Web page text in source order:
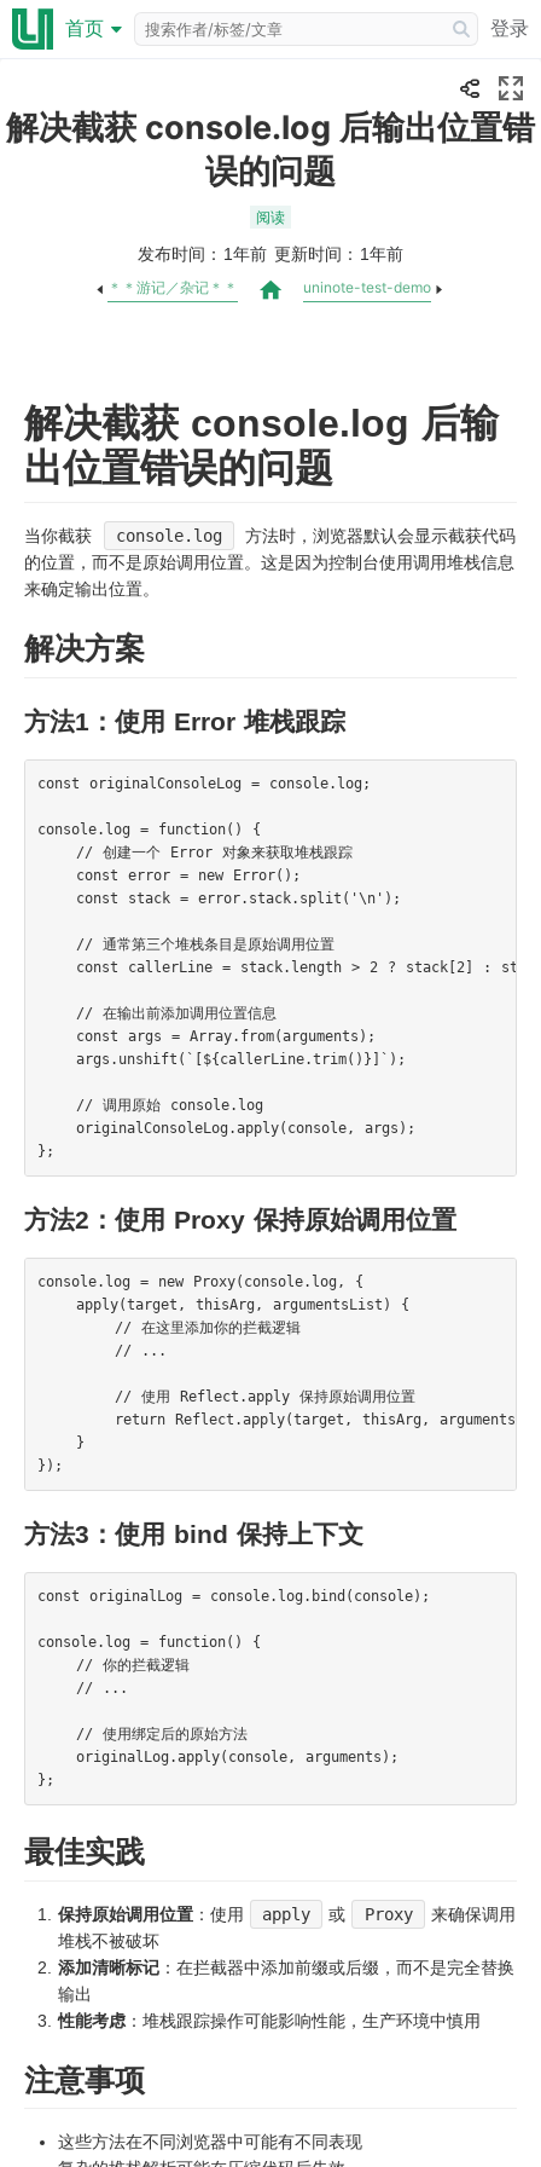
首页 登录
解决截获 console.log 后输出位置错
误的问题
阅读
发布时间： 1年前 更新时间： 1年前
＊＊游记／杂记＊＊ uninote-test-demo
解决截获 console.log 后输
出位置错误的问题
当你截获 console.log
方法时，浏览器默认会显示截获代码
的位置，而不是原始调用位置。这是因为控制台使用调用堆栈信息
来确定输出位置。
解决方案
方法1：使用 Error 堆栈跟踪
const originalConsoleLog = console.log;
console.log = function() {
    // 创建一个 Error 对象来获取堆栈跟踪
    const error = new Error();
    const stack = error.stack.split('\n');
    // 通常第三个堆栈条目是原始调用位置
const callerLine = stack.length > 2 ? stack[2] :
    // 在输出前添加调用位置信息
    const args = Array.from(arguments);
    args.unshift(`[${callerLine.trim()}]`);
    // 调用原始 console.log
    originalConsoleLog.apply(console, args);
方法2：使用 Proxy 保持原始调用位置
console.log = new Proxy(console.log, {
    apply(target, thisArg, argumentsList) {
        // 在这里添加你的拦截逻辑
        // ...
        // 使用 Reflect.apply 保持原始调用位置
return Reflect.apply(target, thisArg,
    }
方法3：使用 bind 保持上下文
const originalLog = console.log.bind(console);
console.log = function() {
    // 你的拦截逻辑
    // ...
    // 使用绑定后的原始方法
    originalLog.apply(console, arguments);
最佳实践
保持原始调用位置 ：使用 apply 或 Proxy
来确保调用
堆栈不被破坏
添加清晰标记 ：在拦截器中添加前缀或后缀，而不是完全替换
输出
性能考虑 ：堆栈跟踪操作可能影响性能，生产环境中慎用
注意事项
这些方法在不同浏览器中可能有不同表现